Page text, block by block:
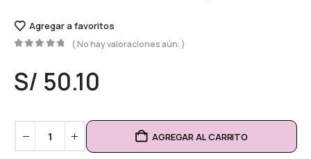
Agregar a favoritos
( No hay valoraciones aún. )
S/ 50.10
AGREGAR AL CARRITO